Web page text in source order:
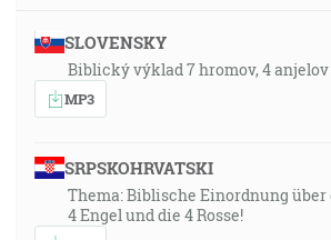
SLOVENSKY
Biblický výklad 7 hromov, 4
MP3
SRPSKOHRVATSKI
Thema: Biblische Einordnung über
4 Engel und die 4 Rosse!